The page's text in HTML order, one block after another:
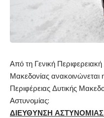
Από τη Γενική
Μακεδονίας ανακοινώνεται
Περιφέρειας Δυτικής
Αστυνομίας:
ΔΙΕΥΘΥΝΣΗ